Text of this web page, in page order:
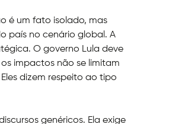
é um fato isolado, mas
país no cenário global. A
O governo Lula deve
impactos não se limitam
dizem respeito ao tipo
genéricos. Ela exige